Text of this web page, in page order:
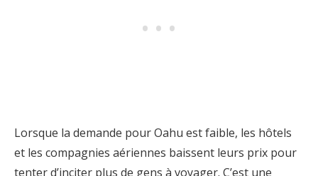
Lorsque la demande pour Oahu est faible, les hôtels
et les compagnies aériennes baissent leurs prix pour
tenter d’inciter plus de gens à voyager. C’est une